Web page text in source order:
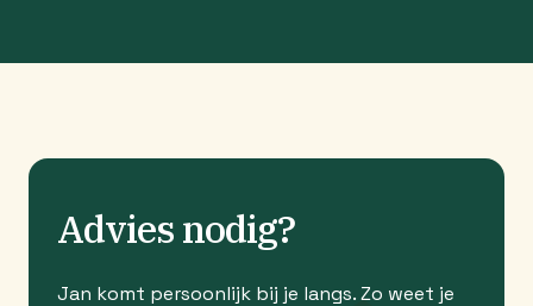
Advies nodig?
Jan komt persoonlijk bij je langs. Zo weet je